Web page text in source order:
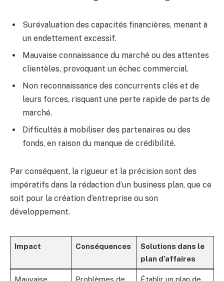
Surévaluation des capacités financières, menant à
un endettement excessif.
Mauvaise connaissance du marché ou des attentes
clientèles, provoquant un échec commercial.
Non reconnaissance des concurrents clés et de
leurs forces, risquant une perte rapide de parts de
marché.
Difficultés à mobiliser des partenaires ou des
fonds, en raison du manque de crédibilité.
Par conséquent, la rigueur et la précision sont des
impératifs dans la rédaction d’un business plan, que ce
soit pour la création d’entreprise ou son
développement.
Impact Conséquences
Solutions dans le
plan d’affaires
Mauvaise Problèmes de Établir un plan de